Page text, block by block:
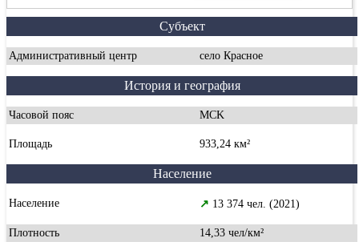
Субъект
Административный центр село Красное
История и география
Часовой пояс MCK
Площадь 933,24 км²
Население
Население ↗ 13 374 чел. (2021)
Плотность 14,33 чел/км²